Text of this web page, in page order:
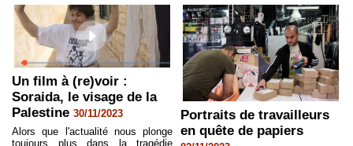
Un film à (re)voir :
Soraida, le visage de la
Palestine 30/11/2023
Alors que l'actualité nous plonge
toujours plus dans la tragédie
Portraits de travailleurs
en quête de papiers